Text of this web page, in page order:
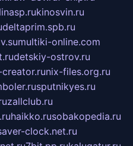
kinosvin.ru
deltaprim.spb.ru
multiki-online.com
detskiy-ostrov.ru
nix-files.org.ru
sputnikyes.ru
zallclub.ru
haikko.rusobakopedia.ru
clock.net.ru